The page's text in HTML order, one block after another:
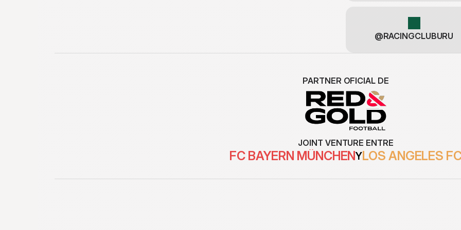
@RACINGCLUBURU
PARTNER OFICIAL DE
JOINT VENTURE ENTRE
FC BAYERN MÜNCHENYLOS ANGELES